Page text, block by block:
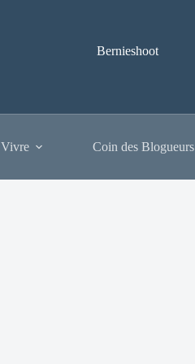
Bernieshoot
Coin des Blogueurs